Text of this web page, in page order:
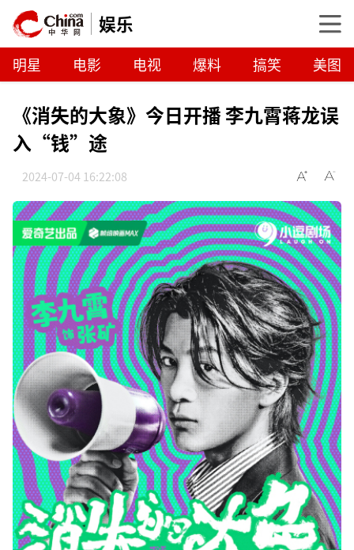
娱乐
明星 电影 电视 爆料 搞笑 美图
《消失的大象》今日开播 李九霄蒋龙误
入“钱”途
2024-07-04 16:22:08